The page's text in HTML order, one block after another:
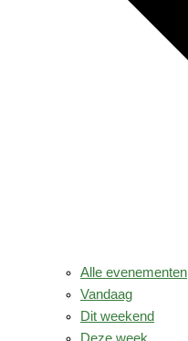
Alle evenementen
Vandaag
Dit weekend